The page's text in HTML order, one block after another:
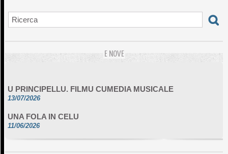
E NOVE
13/07/2026
11/06/2026
DA SCIMULÌ